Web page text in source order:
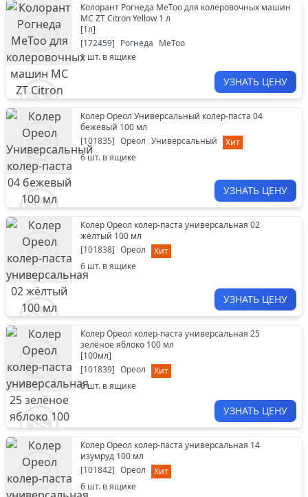
Колорант Рогнеда MeToo для колеровочных машин
МС ZT Citron Yellow 1 л
[1л]
[172459] Рогнеда MeToo
1 шт. в ящике
УЗНАТЬ ЦЕНУ
Колер Ореол Универсальный колер-паста 04
бежевый 100 мл
[101835] Ореол Универсальный
Хит
6шт. в ящике
УЗНАТЬ ЦЕНУ
Колер Ореол колер-паста универсальная 02
жёлтый 100 мл
[101838] Ореол
Хит
6 шт. в ящике
УЗНАТЬ ЦЕНУ
Колер Ореол колер-паста универсальная 25
зелёное яблоко 100 мл
[100мл]
[101839] Ореол
Хит
6шт. в ящике
УЗНАТЬ ЦЕНУ
Колер Ореол колер-паста универсальная 14
изумруд 100 мл
[101842] Ореол
Хит
6 шт. в ящике